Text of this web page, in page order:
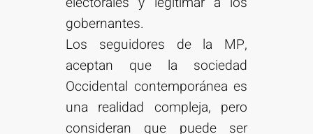
gobernantes.
Los seguidores de la MP,
aceptan que la sociedad
Occidental contemporánea es
una realidad compleja, pero
consideran que puede ser